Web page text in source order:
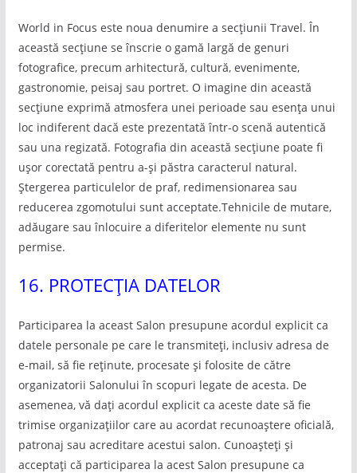
World in Focus este noua denumire a secțiunii Travel. În
această secțiune se înscrie o gamă largă de genuri
fotografice, precum arhitectură, cultură, evenimente,
gastronomie, peisaj sau portret. O imagine din această
secțiune exprimă atmosfera unei perioade sau esența unui
loc indiferent dacă este prezentată într-o scenă autentică
sau una regizată. Fotografia din această secțiune poate fi
ușor corectată pentru a-și păstra caracterul natural.
Ștergerea particulelor de praf, redimensionarea sau
reducerea zgomotului sunt acceptate.Tehnicile de mutare,
adăugare sau înlocuire a diferitelor elemente nu sunt
permise.
16. PROTECȚIA DATELOR
Participarea la aceast Salon presupune acordul explicit ca
datele personale pe care le transmiteți, inclusiv adresa de
e-mail, să fie reținute, procesate și folosite de către
organizatorii Salonului în scopuri legate de acesta. De
asemenea, vă dați acordul explicit ca aceste date să fie
trimise organizațiilor care au acordat recunoaștere oficială,
patronaj sau acreditare acestui salon. Cunoașteți și
acceptați că participarea la acest Salon presupune ca